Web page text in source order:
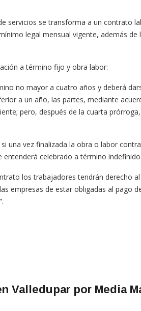
servicios se transforma a un contrato
legal mensual vigente, además de
a término fijo y obra labor:
no mayor a cuatro años y deberá
a un año, las partes, mediante
pero, después de la cuarta
una vez finalizada la obra o labor
celebrado a término indefinido.
los trabajadores tendrán derecho
empresas de estar obligadas al pago
Valledupar por Media